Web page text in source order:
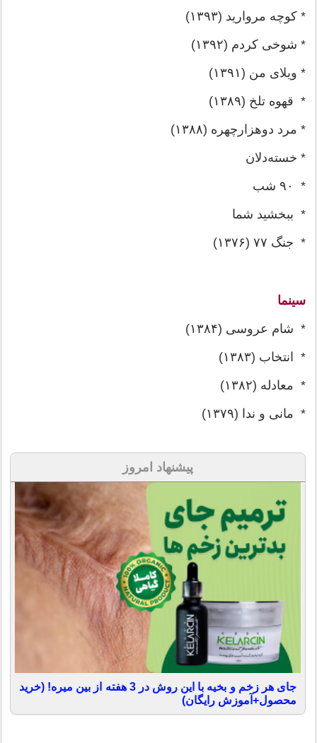
* کوچه مروارید (۱۳۹۳)
* شوخی کردم (۱۳۹۲)
* ویلای من (۱۳۹۱)
* قهوه تلخ (۱۳۸۹)
* مرد دوهزارچهره (۱۳۸۸)
* خسته‌دلان
* ۹۰ شب
* ببخشید شما
* جنگ ۷۷ (۱۳۷۶)
سینما
* شام عروسی (۱۳۸۴)
* انتخاب (۱۳۸۳)
* معادله (۱۳۸۲)
* مانی و ندا (۱۳۷۹)
پیشنهاد امروز
جای هر زخم و بخیه با این روش در 3 هفته از بین میره! (خرید
محصول+آموزش رایگان)